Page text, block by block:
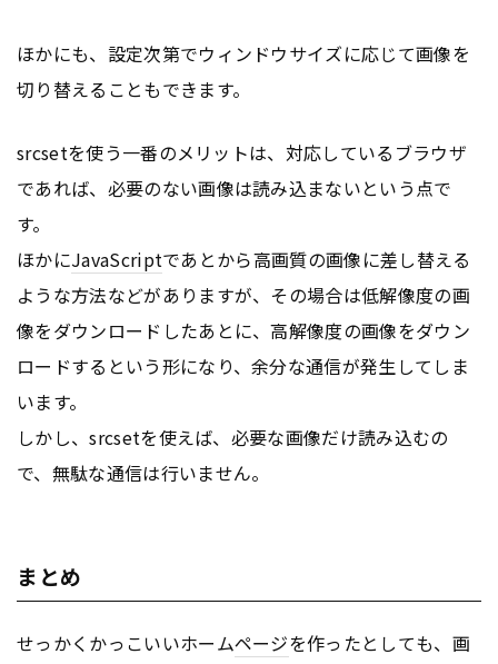
ほかにも、設定次第でウィンドウサイズに応じて画像を
切り替えることもできます。
srcsetを使う一番のメリットは、対応しているブラウザ
であれば、必要のない画像は読み込まないという点で
す。
ほかにJavaScriptであとから高画質の画像に差し替える
ような方法などがありますが、その場合は低解像度の画
像をダウンロードしたあとに、高解像度の画像をダウン
ロードするという形になり、余分な通信が発生してしま
います。
しかし、srcsetを使えば、必要な画像だけ読み込むの
で、無駄な通信は行いません。
まとめ
せっかくかっこいいホームページを作ったとしても、画